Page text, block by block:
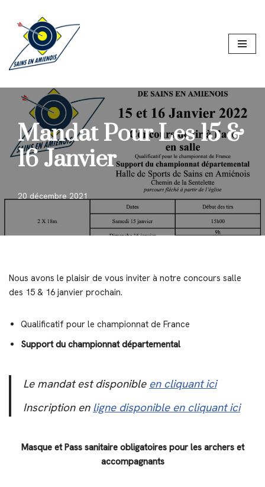
Aller
contenu
Mandat Pour Les 15 &
16 Janvier
20 décembre 2021
Nous avons le plaisir de vous inviter à notre concours salle
des 15 & 16 janvier prochain.
Qualificatif pour le championnat de France
Support du championnat départemental
Le mandat est disponible en cliquant ici
Inscription en ligne disponible en cliquant ici
Masque et Pass sanitaire obligatoires pour les archers et
accompagnants